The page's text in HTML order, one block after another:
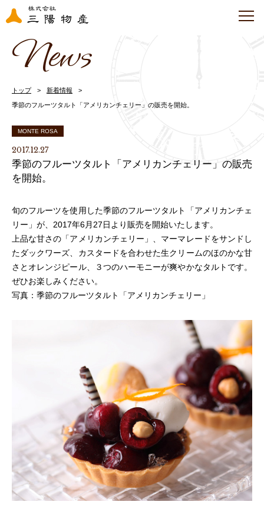
News
トップ 新着情報
季節のフルーツタルト「アメリカンチェリー」の販売を開始。
MONTE ROSA
2017.12.27
季節のフルーツタルト「アメリカンチェリー」の販売
を開始。
旬のフルーツを使用した季節のフルーツタルト「アメリカンチェ
リー」が、2017年6月27日より販売を開始いたします。
上品な甘さの「アメリカンチェリー」、マーマレードをサンドし
たダックワーズ、カスタードを合わせた生クリームのほのかな甘
さとオレンジピール、３つのハーモニーが爽やかなタルトです。
ぜひお楽しみください。
写真：季節のフルーツタルト「アメリカンチェリー」